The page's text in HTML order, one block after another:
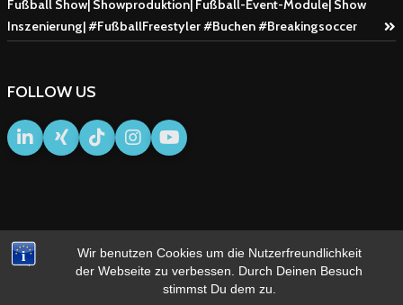
Wir benutzen Cookies um die Nutzerfreundlichkeit
der Webseite zu verbessen. Durch Deinen Besuch
stimmst Du dem zu.
Fußball Show| Showproduktion| Fußball-Event-Module| Show
Inszenierung| #FußballFreestyler #Buchen #Breakingsoccer
FOLLOW US
IMPRESSUM AGB